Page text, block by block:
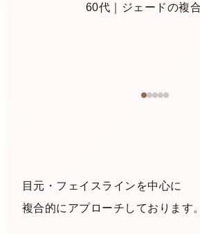
60代｜ジェードの複
目元・フェイスラインを中心に
複合的にアプローチしております。